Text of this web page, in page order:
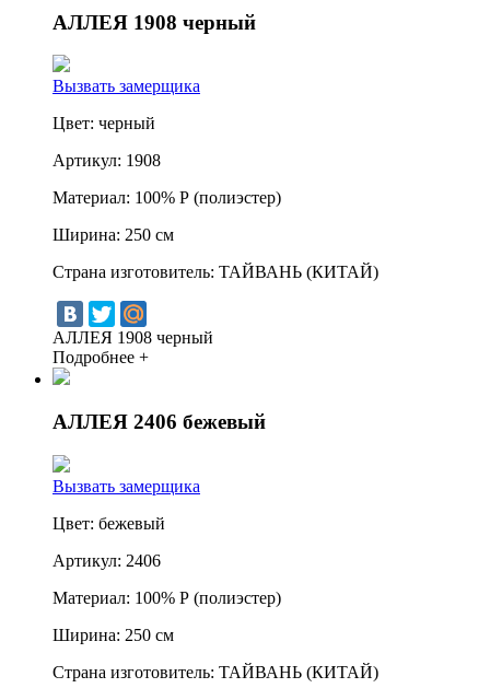
АЛЛЕЯ 1908 черный
Вызвать замерщика
Цвет: черный
Артикул: 1908
Материал: 100% Р (полиэстер)
Ширина: 250 см
Страна изготовитель: ТАЙВАНЬ (КИТАЙ)
АЛЛЕЯ 1908 черный
Подробнее +
АЛЛЕЯ 2406 бежевый
Вызвать замерщика
Цвет: бежевый
Артикул: 2406
Материал: 100% Р (полиэстер)
Ширина: 250 см
Страна изготовитель: ТАЙВАНЬ (КИТАЙ)